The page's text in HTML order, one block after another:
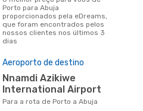
Porto para Abuja
proporcionados pela eDreams,
que foram encontrados pelos
nossos clientes nos últimos 3
dias
Aeroporto de destino
Nnamdi Azikiwe
International Airport
Para a rota de Porto a Abuja